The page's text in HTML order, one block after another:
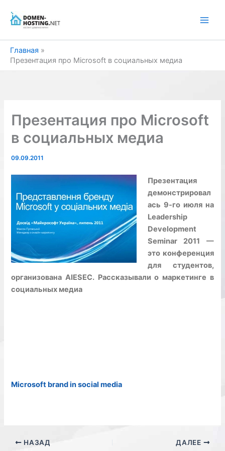
содержимому
Главная
Презентация про Microsoft в социальных медиа
Презентация про Microsoft
в социальных медиа
09.09.2011
Презентация
демонстрировал
ась 9-го июля на
Leadership
Development
Seminar 2011 —
это конференция
для студентов,
организована AIESEC. Рассказывали о маркетинге в
социальных медиа
Microsoft brand in social media
НАЗАД ДАЛЕЕ